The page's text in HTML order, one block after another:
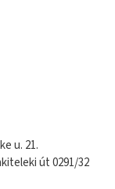
u. 21.
út 0291/32